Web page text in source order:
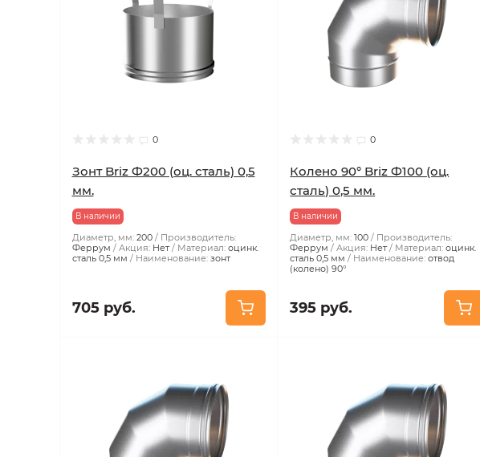
0
Зонт Briz Ф200 (оц. сталь) 0,5
мм.
В наличии
Диаметр, мм: 200
Производитель:
Феррум
Акция: Нет Материал: оцинк.
сталь 0,5 мм
Наименование: зонт
705 руб.
0
Колено 90° Briz Ф100 (оц.
сталь) 0,5 мм.
В наличии
Диаметр, мм: 100
Производитель:
Феррум
Акция: Нет Материал: оцинк.
сталь 0,5 мм
Наименование: отвод
(колено) 90°
395 руб.